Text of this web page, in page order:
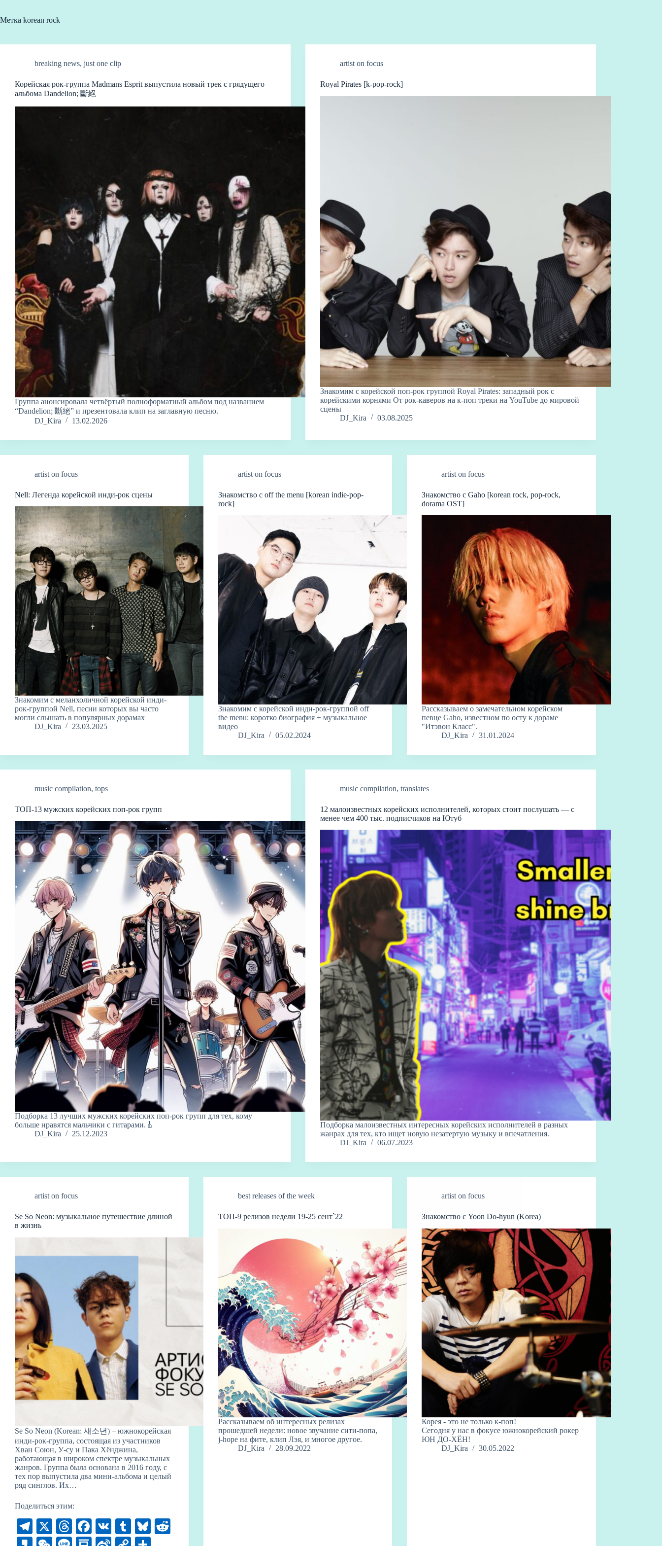
Метка korean rock
breaking news, just one clip
Корейская рок-группа Madmans Esprit выпустила новый трек с грядущего
альбома Dandelion; 斷絕
Группа анонсировала четвёртый полноформатный альбом под названием
“Dandelion; 斷絕” и презентовала клип на заглавную песню.
DJ_Kira
13.02.2026
artist on focus
Royal Pirates [k-pop-rock]
Знакомим с корейской поп-рок группой Royal Pirates: западный рок с
корейскими корнями От рок-каверов на к-поп треки на YouTube до мировой
сцены
DJ_Kira
03.08.2025
artist on focus
Nell: Легенда корейской инди-рок сцены
Знакомим с меланхоличной корейской инди-
рок-группой Nell, песни которых вы часто
могли слышать в популярных дорамах
DJ_Kira
23.03.2025
artist on focus
Знакомство с off the menu [korean indie-pop-
rock]
Знакомим с корейской инди-рок-группой off
the menu: коротко биография + музыкальное
видео
DJ_Kira
05.02.2024
artist on focus
Знакомство с Gaho [korean rock, pop-rock,
dorama OST]
Рассказываем о замечательном корейском
певце Gaho, известном по осту к дораме
"Итэвон Класс".
DJ_Kira
31.01.2024
music compilation, tops
ТОП-13 мужских корейских поп-рок групп
Подборка 13 лучших мужских корейских поп-рок групп для тех, кому
больше нравятся мальчики с гитарами.🎸
DJ_Kira
25.12.2023
music compilation, translates
12 малоизвестных корейских исполнителей, которых стоит послушать — с
менее чем 400 тыс. подписчиков на Ютуб
Подборка малоизвестных интересных корейских исполнителей в разных
жанрах для тех, кто ищет новую незатертую музыку и впечатления.
DJ_Kira
06.07.2023
artist on focus
Se So Neon: музыкальное путешествие длиной
в жизнь
Se So Neon (Korean: 새소년) – южнокорейская
инди-рок-группа, состоящая из участников
Хван Союн, У-су и Пака Хёнджина,
работающая в широком спектре музыкальных
жанров. Группа была основана в 2016 году, с
тех пор выпустила два мини-альбома и целый
ряд синглов. Их…
Поделиться этим:
Te
le
X
T
hr
Fa
ce
V
K
T
u
Bl
best releases of the week
ТОП-9 релизов недели 19-25 сент`22
Рассказываем об интересных релизах
прошедшей недели: новое звучание сити-попа,
j-hope на фите, клип Лэя, и многое другое.
DJ_Kira
28.09.2022
artist on focus
Знакомство с Yoon Do-hyun (Korea)
Корея - это не только к-поп!
Сегодня у нас в фокусе южнокорейский рокер
ЮН ДО-ХЁН!
DJ_Kira
30.05.2022